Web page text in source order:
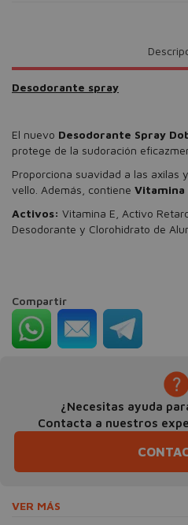
Desodorante spray
El nuevo Desodorante Spray
protege de la sudoración
Proporciona suavidad a las axilas
vello. Además, contiene Vitamina
Activos: Vitamina E, Activo
Desodorante y Clorohidrato de
Compartir
¿Necesitas ayuda
Contacta a nuestros
VER MÁS